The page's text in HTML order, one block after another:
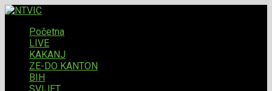
Početna
LIVE
KAKANJ
ZE-DO KANTON
BIH